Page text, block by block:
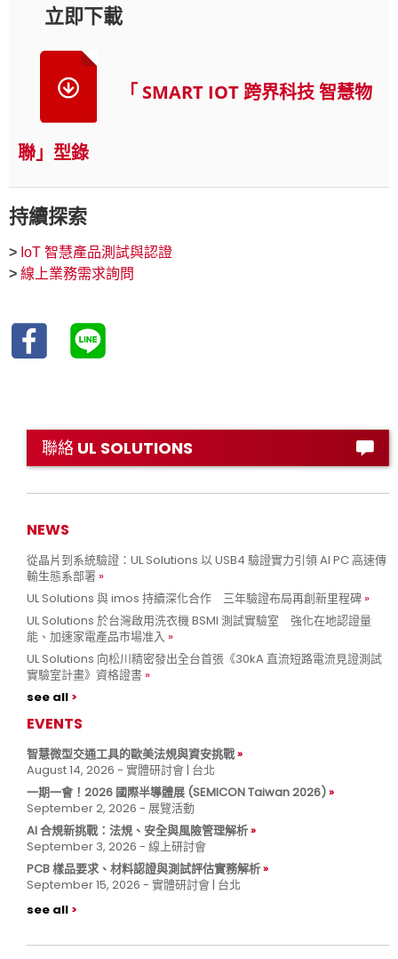
立即下載
「 SMART IOT 跨界科技 智慧物
聯」型錄
持續探索
> IoT 智慧產品測試與認證
> 線上業務需求詢問
聯絡 UL SOLUTIONS
NEWS
從晶片到系統驗證：UL Solutions 以 USB4 驗證實力引領 AI PC 高速傳
輸生態系部署
UL Solutions 與 imos 持續深化合作 三年驗證布局再創新里程碑
UL Solutions 於台灣啟用洗衣機 BSMI 測試實驗室 強化在地認證量
能、加速家電產品市場准入
UL Solutions 向松川精密發出全台首張《30kA 直流短路電流見證測試
實驗室計畫》資格證書
see all
EVENTS
智慧微型交通工具的歐美法規與資安挑戰
August 14, 2026 - 實體研討會 | 台北
一期一會！2026 國際半導體展 (SEMICON Taiwan 2026)
September 2, 2026 - 展覽活動
AI 合規新挑戰：法規、安全與風險管理解析
September 3, 2026 - 線上研討會
PCB 樣品要求、材料認證與測試評估實務解析
September 15, 2026 - 實體研討會 | 台北
see all